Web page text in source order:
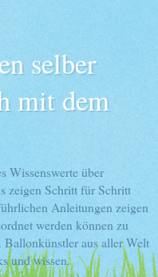
selber
mit dem
Wissenswerte über
zeigen Schritt für Schritt
Anleitungen zeigen
werden können zu
aus aller Welt
und wissen.